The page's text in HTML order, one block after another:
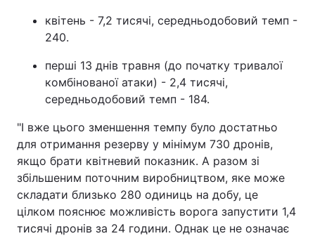
квітень - 7,2 тисячі, середньодобовий темп -
240.
перші 13 днів травня (до початку тривалої
комбінованої атаки) - 2,4 тисячі,
середньодобовий темп - 184.
"І вже цього зменшення темпу було достатньо
для отримання резерву у мінімум 730 дронів,
якщо брати квітневий показник. А разом зі
збільшеним поточним виробництвом, яке може
складати близько 280 одиниць на добу, це
цілком пояснює можливість ворога запустити 1,4
тисячі дронів за 24 години. Однак це не означає